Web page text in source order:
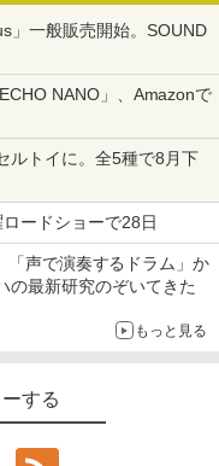
」一般販売開始。SOUND
NANO」、Amazonで
ルトイに。全5種で8月下
ードショーで28日
「声で演奏するドラム」か
の最新研究のぞいてきた
もっと見る
する